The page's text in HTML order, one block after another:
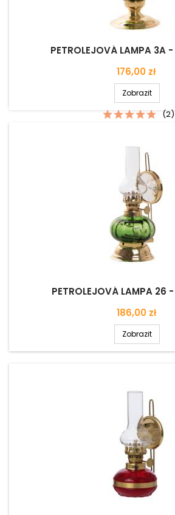
PETROLEJOVÁ LAMPA 3A
Cena
176,00 zł
Zobrazit
PETROLEJOVÁ LAMPA 26
(2)
Cena
186,00 zł
Zobrazit